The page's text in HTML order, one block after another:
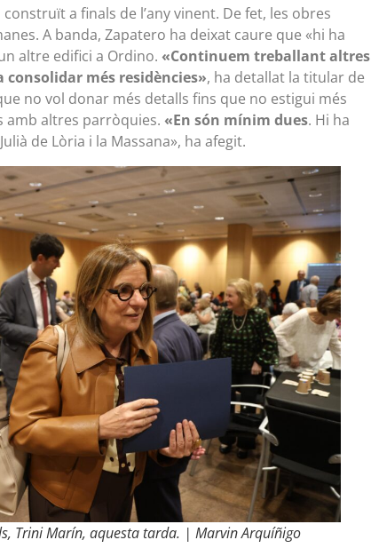
a finals de l’any vinent. De fet, les obres
A banda, Zapatero ha deixat caure que «hi ha
altre edifici a Ordino. «Continuem treballant altres
més residències», ha detallat la titular de
no vol donar més detalls fins que no estigui més
amb altres parròquies. «En són mínim dues. Hi ha
de Lòria i la Massana», ha afegit.
Trini Marín, aquesta tarda. | Marvin Arquíñigo